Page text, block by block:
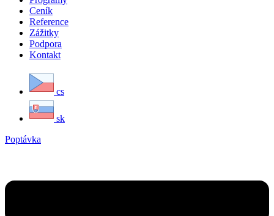
Ceník
Reference
Zážitky
Podpora
Kontakt
cs
sk
Poptávka